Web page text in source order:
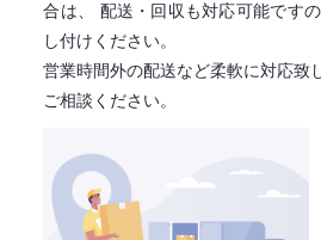
合は、
配送・回収も対応可能です
し付けください。
営業時間外の配送など柔軟に対応致
ご相談ください。